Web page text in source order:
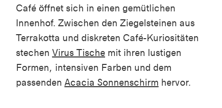
Café öffnet sich in einen gemütlichen
Innenhof. Zwischen den Ziegelsteinen aus
Terrakotta und diskreten Café-Kuriositäten
stechen Virus Tische mit ihren lustigen
Formen, intensiven Farben und dem
passenden Acacia Sonnenschirm hervor.